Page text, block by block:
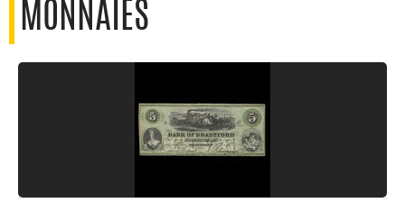
MONNAIES